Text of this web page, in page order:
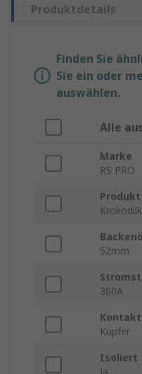
Produktdetails
Finden Sie
Sie ein oder
auswählen.
Alle
Marke
RS PRO
52mm
300A
Kupfer
Isoliert